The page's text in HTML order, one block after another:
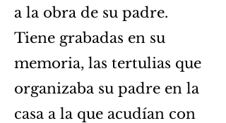
a la obra de su padre.
Tiene grabadas en su
memoria, las tertulias que
organizaba su padre en la
casa a la que acudían con